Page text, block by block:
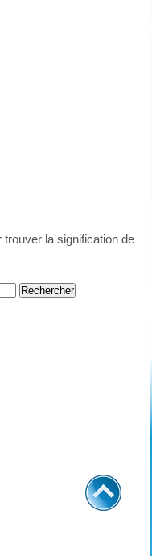
la signification de